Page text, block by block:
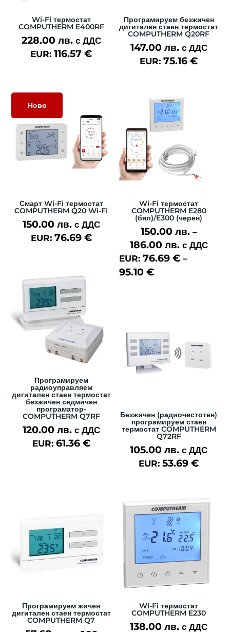
Wi-Fi термостат
COMPUTHERM E400RF
228.00 лв. с ДДС
EUR:116.57€
Програмируем безжичен
дигитален стаен термостат
COMPUTHERM Q20RF
147.00 лв. с ДДС
EUR:75.16€
Ново
Смарт Wi-Fi термостат
COMPUTHERM Q20 Wi-Fi
150.00 лв. с ДДС
EUR: 76.69 €
Wi-Fi термостат
COMPUTHERM E280
(бял)/E300 (черен)
150.00 лв. –
186.00 лв.Price
range:
с ДДС
EUR:76.69€ –
95.10€
Програмируем
радиоуправляем
дигитален стаен термостат
безжичен седмичен
програматор-
COMPUTHERM Q7RF
120.00 лв. с ДДС
EUR: 61.36 €
Безжичен (радиочестотен)
програмируем стаен
термостат COMPUTHERM
Q72RF
105.00лв. с ДДС
EUR:53.69€
Програмируем жичен
дигитален стаен термостат
COMPUTHERM Q7
Wi-Fi термостат
COMPUTHERM E230
138.00лв. с ДДС